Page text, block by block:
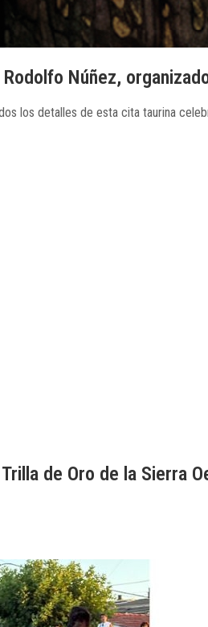
Núñez,
los detalles de esta cita taurina
de Oro de la Sierra